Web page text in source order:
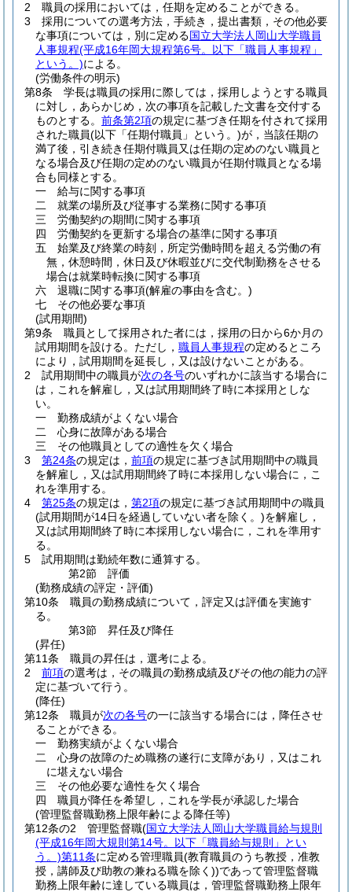
2
職員の採用においては，任期を定めることができる。
3
採用についての選考方法，手続き，提出書類，その他必要
な事項については，別に定める国立大学法人岡山大学職員
人事規程(平成16年岡大規程第6号。以下「職員人事規程」
という。)による。
(労働条件の明示)
第8条
学長は職員の採用に際しては，採用しようとする職員
に対し，あらかじめ，次の事項を記載した文書を交付する
ものとする。 前条第2項の規定に基づき任期を付されて採用
された職員(以下「任期付職員」という。)が，当該任期の
満了後，引き続き任期付職員又は任期の定めのない職員と
なる場合及び任期の定めのない職員が任期付職員となる場
合も同様とする。
一
給与に関する事項
二
就業の場所及び従事する業務に関する事項
三
労働契約の期間に関する事項
四
労働契約を更新する場合の基準に関する事項
五
始業及び終業の時刻，所定労働時間を超える労働の有
無，休憩時間，休日及び休暇並びに交代制勤務をさせる
場合は就業時転換に関する事項
六
退職に関する事項(解雇の事由を含む。)
七
その他必要な事項
(試用期間)
第9条
職員として採用された者には，採用の日から6か月の
試用期間を設ける。 ただし， 職員人事規程の定めるところ
により，試用期間を延長し，又は設けないことがある。
2
試用期間中の職員が次の各号のいずれかに該当する場合に
は，これを解雇し，又は試用期間終了時に本採用としな
い。
一
勤務成績がよくない場合
二
心身に故障がある場合
三
その他職員としての適性を欠く場合
3
第24条の規定は， 前項の規定に基づき試用期間中の職員
を解雇し，又は試用期間終了時に本採用しない場合に，こ
れを準用する。
4
第25条の規定は， 第2項の規定に基づき試用期間中の職員
(試用期間が14日を経過していない者を除く。)を解雇し，
又は試用期間終了時に本採用しない場合に，これを準用す
る。
5
試用期間は勤続年数に通算する。
第2節
評価
(勤務成績の評定・評価)
第10条
職員の勤務成績について，評定又は評価を実施す
る。
第3節
昇任及び降任
(昇任)
第11条
職員の昇任は，選考による。
2
前項の選考は，その職員の勤務成績及びその他の能力の評
定に基づいて行う。
(降任)
第12条
職員が次の各号の一に該当する場合には，降任させ
ることができる。
一
勤務実績がよくない場合
二
心身の故障のため職務の遂行に支障があり，又はこれ
に堪えない場合
三
その他必要な適性を欠く場合
四
職員が降任を希望し，これを学長が承認した場合
(管理監督職勤務上限年齢による降任等)
第12条の2
管理監督職(国立大学法人岡山大学職員給与規則
(平成16年岡大規則第14号。以下「職員給与規則」とい
う。)第11条に定める管理職員(教育職員のうち教授，准教
授，講師及び助教の兼ねる職を除く))であって管理監督職
勤務上限年齢に達している職員は，管理監督職勤務上限年